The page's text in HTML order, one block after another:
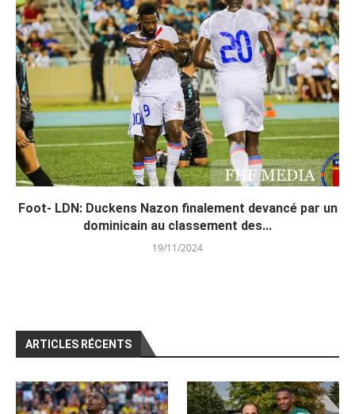
Foot- LDN: Duckens Nazon finalement devancé par un
dominicain au classement des...
19/11/2024
ARTICLES RÉCENTS